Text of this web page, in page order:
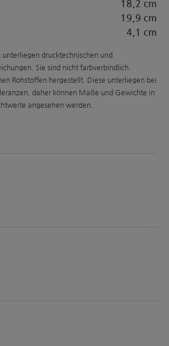
18,2 cm
19,9 cm
4,1 cm
drucktechnischen und
Sie sind nicht farbverbindlich.
Rohstoffen hergestellt. Diese unterliegen bei
daher können Maße und Gewichte in
angesehen werden.